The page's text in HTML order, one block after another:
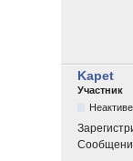
Kapet
Участник